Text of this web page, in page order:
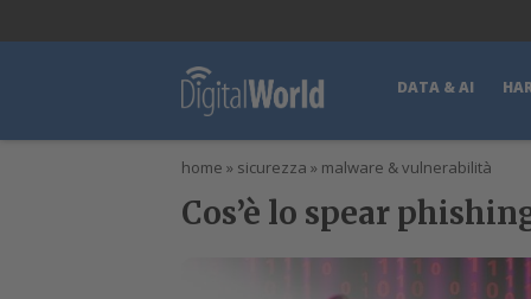
DATA & AI
home » sicurezza » malware & vulnerabilità
Cos’è lo spear